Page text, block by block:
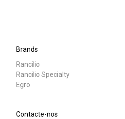
Brands
Rancilio
Rancilio Specialty
Egro
Contacte-nos